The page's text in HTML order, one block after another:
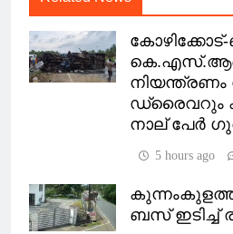
നിയന്ത്രണം
ഡ്രൈവറും
നാല് പേർ
5 hours ago
കുന്നംകുളത്ത്
ബസ് ഇടിച്ച്